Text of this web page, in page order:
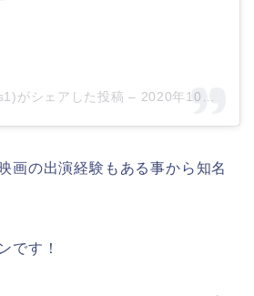
がシェアした投稿 – 2020年10月月11日午後4時48分PDT
映画の出演経験もある事から知名
です！